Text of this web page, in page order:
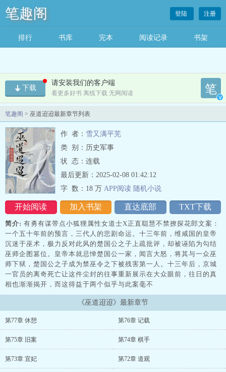
笔趣阁 登陆 注册
排行 书库 完本 阅读记录 书架
下载
请安装我们的客户端
看更多好书 离线下载 无网阅读 笔
v
笔趣阁 > 巫道迢迢最新章节列表
作 者： 雪又满平芜
类 别：历史军事
状 态：连载
开始阅读 加入书架 直达底部 TXT下载
最后更新：2025-02-08 01:42:12
字 数： 18 万 APP阅读 随机小说
简介: 有勇有谋带点小狐狸属性女道士X正直聪慧不禁撩探花郎文案：
一个五十年前的预言，三代人的悲剧命运。十三年前，维咸国的皇帝
沉迷于巫术，极力反对此风的楚国公之子上疏批评，却被诬陷为勾结
巫师企图篡位。皇帝本就忌惮楚国公一家，闻言大怒，将其与一众巫
师下狱，楚国公之子成为禁巫令之下被残害第一人。十三年后，京城
一官员的离奇死亡让这件尘封的往事重新展示在大众眼前，往日的真
相也渐渐揭开，而这得益于两个似乎与此案毫不
《巫道迢迢》最新章节
第77章 休憩 第76章 记载
第75章 旧案 第74章 棋手
第73章 宜妃 第72章 道观